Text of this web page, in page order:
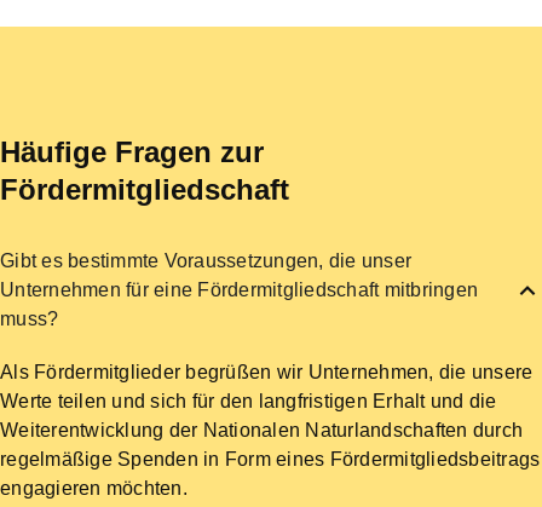
Häufige Fragen zur
Fördermitgliedschaft
Gibt es bestimmte Voraussetzungen, die unser
Unternehmen für eine Fördermitgliedschaft mitbringen
muss?
Als Fördermitglieder begrüßen wir Unternehmen, die unsere
Werte teilen und sich für den langfristigen Erhalt und die
Weiterentwicklung der Nationalen Naturlandschaften durch
regelmäßige Spenden in Form eines Fördermitgliedsbeitrags
engagieren möchten.